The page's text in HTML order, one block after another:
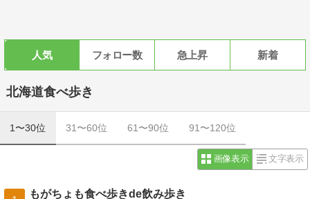
人気 フォロー数 急上昇 新着
北海道食べ歩き
1〜30位 31〜60位 61〜90位 91〜120位
画像表示 文字表示
もがちょも食べ歩きde飲み歩き